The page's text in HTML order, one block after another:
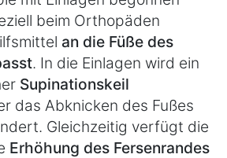
beim Orthopäden
an die Füße des
. In die Einlagen wird ein
Supinationskeil
das Abknicken des Fußes
Gleichzeitig verfügt die
Erhöhung des Fersenrandes